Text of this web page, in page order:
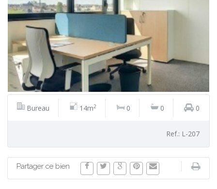
Bureau 14m2 0 0 0
Ref.: L-207
Partager ce bien